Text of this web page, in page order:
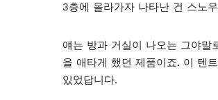
3층에 올라가자 나타난 건 스노
얘는 방과 거실이 나오는 그야말
을 애타게 했던 제품이죠. 이 텐
있었답니다.